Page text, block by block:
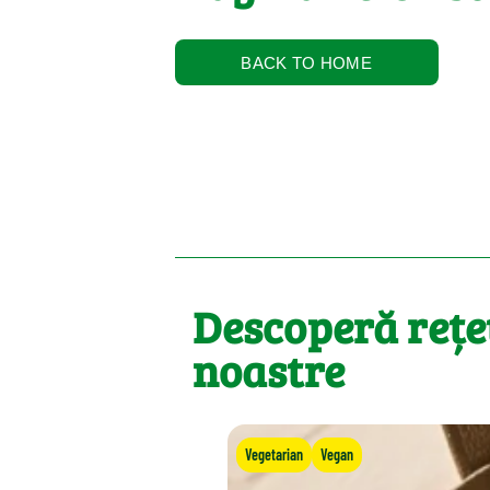
BACK TO HOME
Descoperă
noastre
Vegetarian Vegan